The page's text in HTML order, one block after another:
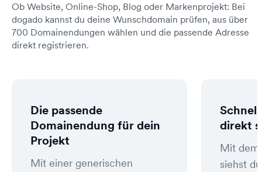
Ob Website, Online-Shop, Blog oder Markenprojekt: Bei
dogado kannst du deine Wunschdomain prüfen, aus über
700 Domainendungen wählen und die passende Adresse
direkt registrieren.
Die passende
Domainendung für dein
Projekt
Mit einer generischen
direkt
Mit dem
siehst